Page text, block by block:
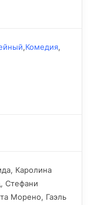
,Комедия,
Каролина
Стефани
Морено, Гаэль